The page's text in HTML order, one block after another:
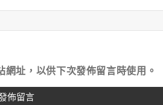
址，以供下次發佈留言時使用。